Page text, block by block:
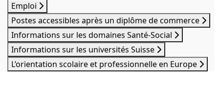
Emploi
Postes accessibles après un diplôme de commerce
Informations sur les domaines Santé-Social
Informations sur les universités Suisse
L’orientation scolaire et professionnelle en Europe